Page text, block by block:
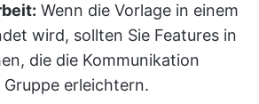
Wenn die Vorlage in einem
wird, sollten Sie Features in
die die Kommunikation
erleichtern.